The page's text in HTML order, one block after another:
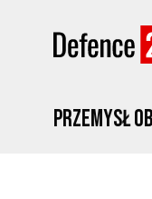
Przemysł